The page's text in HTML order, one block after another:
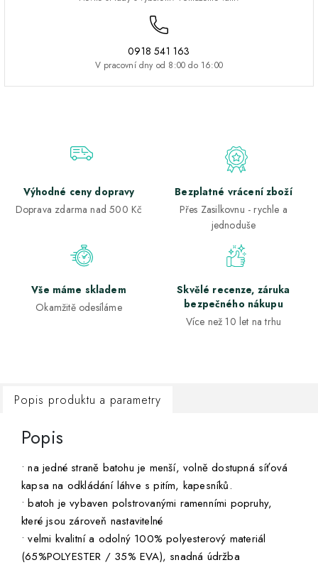
0918 541 163
V pracovní dny od 8:00 do 16:00
Výhodné ceny dopravy
Doprava zdarma nad 500 Kč
Bezplatné vrácení zboží
Přes Zasilkovnu - rychle a
jednoduše
Vše máme skladem
Okamžitě odesíláme
Skvělé recenze, záruka
bezpečného nákupu
Více než 10 let na trhu
Popis produktu a parametry
Popis
• na jedné straně batohu je menší, volně dostupná síťová
kapsa na odkládání láhve s pitím, kapesníků.
• batoh je vybaven polstrovanými ramenními popruhy,
které jsou zároveň nastavitelné
• velmi kvalitní a odolný 100% polyesterový materiál
(65%POLYESTER / 35% EVA), snadná údržba